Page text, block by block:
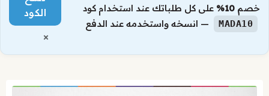
خصم 10% على كل طلباتك عند استخدام كود
MADA10 — انسخه واستخدمه عند الدفع
الكود
×